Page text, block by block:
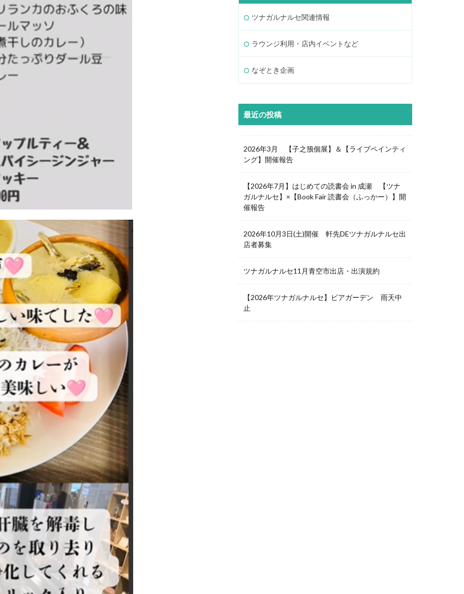
ツナガルナルセ関連情報
ラウンジ利用・店内イベントなど
なぞとき企画
最近の投稿
2026年3月 【子之籏個展】＆【ライブペインティ
ング】開催報告
【2026年7月】はじめての読書会 in 成瀬 【ツナ
ガルナルセ】×【Book Fair 読書会（ふっかー）】開
催報告
2026年10月3日(土)開催 軒先DEツナガルナルセ出
店者募集
ツナガルナルセ11月青空市出店・出演規約
【2026年ツナガルナルセ】ビアガーデン 雨天中
止